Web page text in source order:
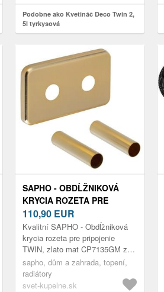
Podobne ako Kvetináč Deco Twin 2,
5l tyrkysová
SAPHO - OBDĹŽNIKOVÁ
KRYCIA ROZETA PRE
PRIPOJENIE TWIN, ZLATO
MAT CP7135GM
110,90 EUR
Kvalitní SAPHO - Obdĺžniková
krycia rozeta pre pripojenie
TWIN, zlato mat CP7135GM za
110.9 €.
sapho, dům a zahrada, topení,
radiátory
svet-kupelne.sk